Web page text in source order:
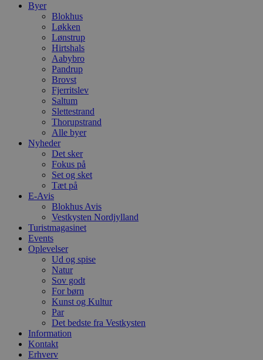
Byer
Blokhus
Løkken
Lønstrup
Hirtshals
Aabybro
Pandrup
Brovst
Fjerritslev
Saltum
Slettestrand
Thorupstrand
Alle byer
Nyheder
Det sker
Fokus på
Set og sket
Tæt på
E-Avis
Blokhus Avis
Vestkysten Nordjylland
Turistmagasinet
Events
Oplevelser
Ud og spise
Natur
Sov godt
For børn
Kunst og Kultur
Par
Det bedste fra Vestkysten
Information
Kontakt
Erhverv